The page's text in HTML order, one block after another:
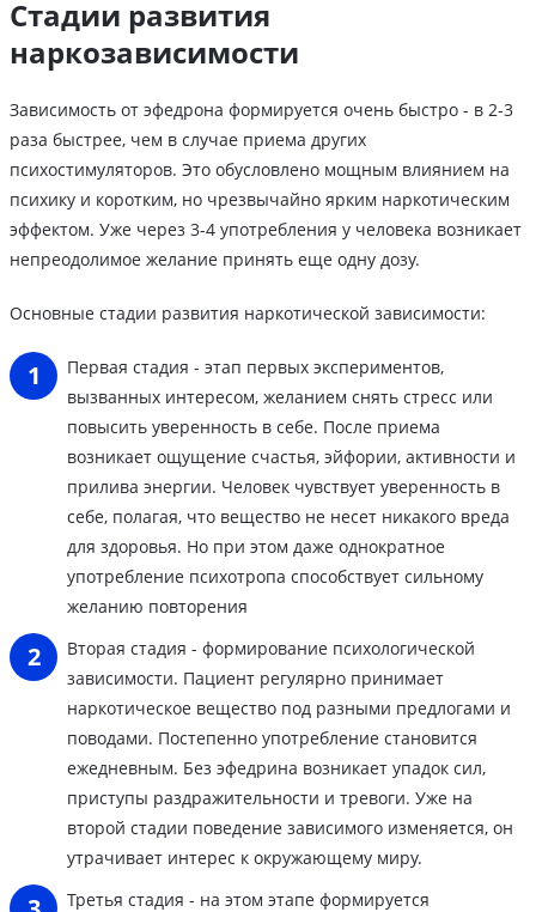
Стадии развития
наркозависимости
Зависимость от эфедрона формируется очень быстро - в 2-3
раза быстрее, чем в случае приема других
психостимуляторов. Это обусловлено мощным влиянием на
психику и коротким, но чрезвычайно ярким наркотическим
эффектом. Уже через 3-4 употребления у человека возникает
непреодолимое желание принять еще одну дозу.
Основные стадии развития наркотической зависимости:
Первая стадия - этап первых экспериментов,
вызванных интересом, желанием снять стресс или
повысить уверенность в себе. После приема
возникает ощущение счастья, эйфории, активности и
прилива энергии. Человек чувствует уверенность в
себе, полагая, что вещество не несет никакого вреда
для здоровья. Но при этом даже однократное
употребление психотропа способствует сильному
желанию повторения
Вторая стадия - формирование психологической
зависимости. Пациент регулярно принимает
наркотическое вещество под разными предлогами и
поводами. Постепенно употребление становится
ежедневным. Без эфедрина возникает упадок сил,
приступы раздражительности и тревоги. Уже на
второй стадии поведение зависимого изменяется, он
утрачивает интерес к окружающему миру.
Третья стадия - на этом этапе формируется